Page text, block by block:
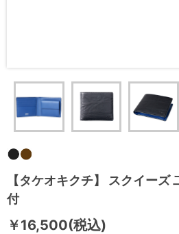
【タケオキクチ】 スクイーズ
付
￥16,500(税込)